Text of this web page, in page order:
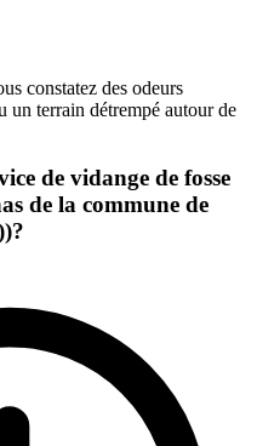
constatez des odeurs
un terrain détrempé autour de
de vidange de fosse
de la commune de